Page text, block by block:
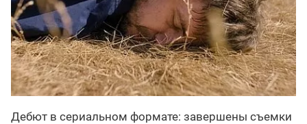
Дебют в сериальном формате: завершены съемки